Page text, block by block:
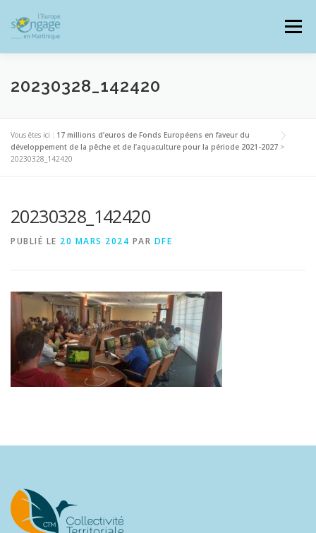
contenu
Menu
PROGRAMMES J’AI UN PROJET
RESSOURCES DOCUMENTAIRES
SIGNALER UNE FRAUDE
20230328_142420
Vous êtes ici : 17 millions d’euros de Fonds Européens en faveur du
développement de la pêche et de l’aquaculture pour la période 2021-2027 >
20230328_142420
20230328_142420
PUBLIÉ LE 20 MARS 2024 PAR DFE